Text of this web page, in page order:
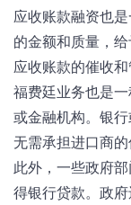
应收账款融资也
的金额和质量，
应收账款的催收
福费廷业务也是
或金融机构。银
无需承担进口商的
此外，一些政府
得银行贷款。政